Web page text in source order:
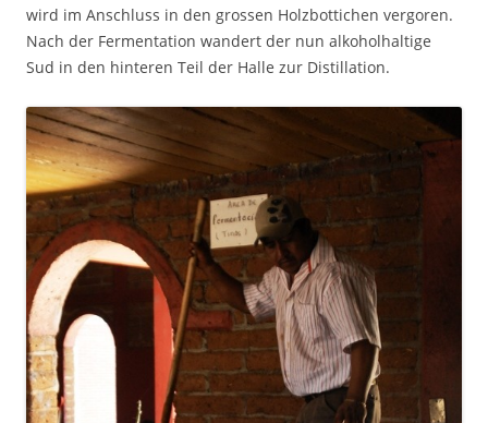
wird im Anschluss in den grossen Holzbottichen vergoren.
Nach der Fermentation wandert der nun alkoholhaltige
Sud in den hinteren Teil der Halle zur Distillation.